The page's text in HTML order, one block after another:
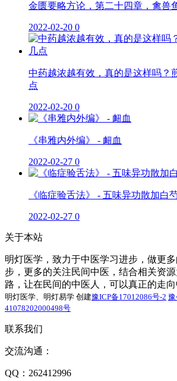
金匮要略方论，第二十四章，禽兽
2022-02-20 0
中药越浓越有效，真的是这样吗？
点
2022-02-20 0
《串雅内外编》 - 衄血
2022-02-27 0
《临症验舌法》 - 五味异功散加白
2022-02-27 0
关于本站
明灯医学，致力于中医学习进步，做更
步，更多的关注民间中医，结合相关资
路，让在民间的中医人，可以真正的走向
明灯医学、明灯易学 创建豫ICP备17012086号-2
41078202000498号
联系我们
交流沟通：
QQ：262412996